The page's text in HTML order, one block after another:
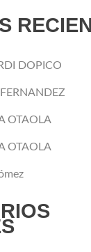
DOPICO
OTAOLA
OTAOLA